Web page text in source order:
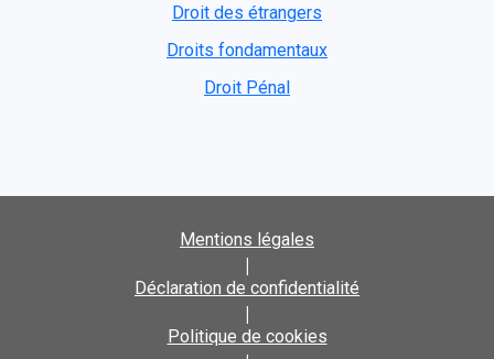
Droit des étrangers
Droits fondamentaux
Droit Pénal
Mentions légales
|
Déclaration de confidentialité
|
Politique de cookies